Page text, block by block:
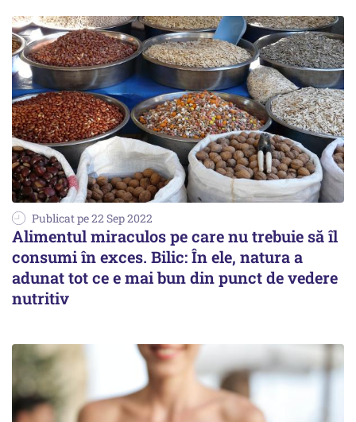
Publicat pe 22 Sep 2022
Alimentul miraculos pe care nu trebuie să îl
consumi în exces. Bilic: În ele, natura a
adunat tot ce e mai bun din punct de vedere
nutritiv